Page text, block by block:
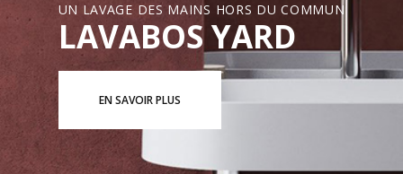
UN LAVAGE DES MAINS HORS DU COMMUN
LAVABOS YARD
EN SAVOIR PLUS